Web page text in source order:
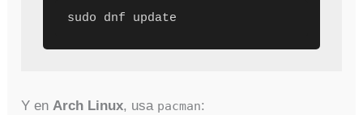
sudo dnf update
Y enArch Linux, usa pacman: